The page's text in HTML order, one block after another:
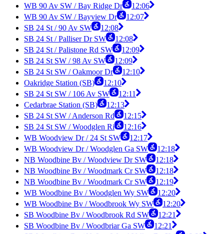
WB 90 Av SW / Bay Ridge Dr
12:06
WB 90 Av SW / Bayview Dr
12:07
SB 24 St / 90 Av SW
12:08
SB 24 St / Palliser Dr SW
12:08
SB 24 St / Palistone Rd SW
12:09
SB 24 St SW / 98 Av SW
12:09
SB 24 St SW / Oakmoor Dr
12:10
Oakridge Station (SB)
12:10
SB 24 St SW / 106 Av SW
12:11
Cedarbrae Station (SB)
12:13
SB 24 St SW / Anderson Rd
12:15
SB 24 St SW / Woodglen Ri
12:16
WB Woodview Dr / 24 St SW
12:17
WB Woodview Dr / Woodglen Ga SW
12:18
NB Woodbine Bv / Woodview Dr SW
12:18
NB Woodbine Bv / Woodmark Cr SW
12:18
NB Woodbine Bv / Woodmark Cr SW
12:19
WB Woodbine Bv / Woodglen Wy SW
12:20
WB Woodbine Bv / Woodbrook Wy SW
12:20
SB Woodbine Bv / Woodbrook Rd SW
12:21
SB Woodbine Bv / Woodbriar Ga SW
12:21